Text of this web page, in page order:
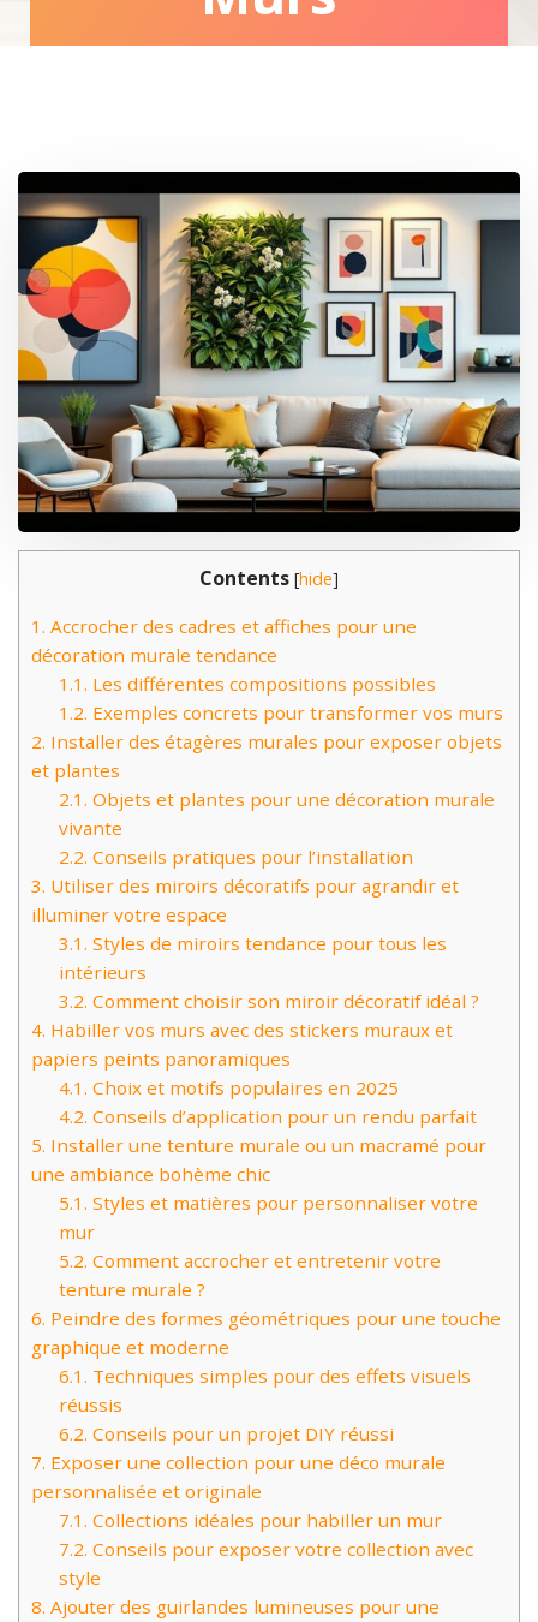
Contents [hide]
1. Accrocher des cadres et affiches pour une
décoration murale tendance
1.1. Les différentes compositions possibles
1.2. Exemples concrets pour transformer vos murs
2. Installer des étagères murales pour exposer objets
et plantes
2.1. Objets et plantes pour une décoration murale
vivante
2.2. Conseils pratiques pour l’installation
3. Utiliser des miroirs décoratifs pour agrandir et
illuminer votre espace
3.1. Styles de miroirs tendance pour tous les
intérieurs
3.2. Comment choisir son miroir décoratif idéal ?
4. Habiller vos murs avec des stickers muraux et
papiers peints panoramiques
4.1. Choix et motifs populaires en 2025
4.2. Conseils d’application pour un rendu parfait
5. Installer une tenture murale ou un macramé pour
une ambiance bohème chic
5.1. Styles et matières pour personnaliser votre
mur
5.2. Comment accrocher et entretenir votre
tenture murale ?
6. Peindre des formes géométriques pour une touche
graphique et moderne
6.1. Techniques simples pour des effets visuels
réussis
6.2. Conseils pour un projet DIY réussi
7. Exposer une collection pour une déco murale
personnalisée et originale
7.1. Collections idéales pour habiller un mur
7.2. Conseils pour exposer votre collection avec
style
8. Ajouter des guirlandes lumineuses pour une